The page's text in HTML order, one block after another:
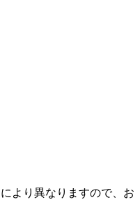
より異なりますので、お